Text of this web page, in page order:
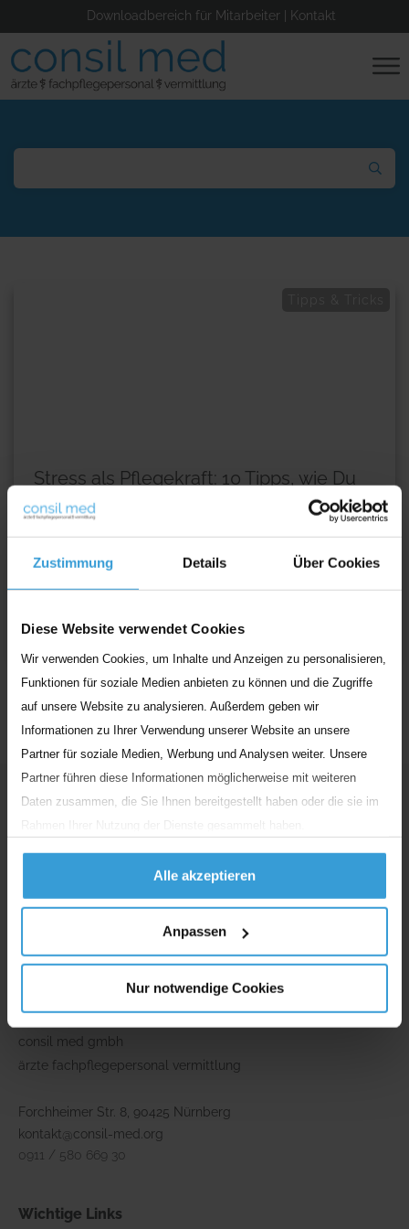
Zustimmung Details Über Cookies
Diese Website verwendet Cookies
Wir verwenden Cookies, um Inhalte und Anzeigen zu personalisieren,
Funktionen für soziale Medien anbieten zu können und die Zugriffe
auf unsere Website zu analysieren. Außerdem geben wir
Informationen zu Ihrer Verwendung unserer Website an unsere
Partner für soziale Medien, Werbung und Analysen weiter. Unsere
Partner führen diese Informationen möglicherweise mit weiteren
Daten zusammen, die Sie Ihnen bereitgestellt haben oder die sie im
Alle akzeptieren
Anpassen
Nur notwendige Cookies
Downloadbereich für Mitarbeiter Kontakt
Stress als Pflegekraft: 10 Tipps, wie Du
im Feierabend entspannst!
Mit Herz und Verstand bist Du jeden Tag dabei: Du hilfst
Heimbewohnenden aufopferungsvoll, ihren Alltag zu
bewältigen und pflegst Erkrankte
Unser Engagement
** Namen, Bilder und Inhalte wurden zum Schutz der Privatsphäre
angepasst und können fiktiv sein.
*** mehr zur YouTube-Datenschutzerklärung sowie deren Einwilligung
findet man hier:Mehr erfahren.
Adresse
consil med gmbh
ärzte fachpflegepersonal vermittlung
Forchheimer Str. 8, 90425 Nürnberg
kontakt@consil-med.org
0911 / 580 669 30
Wichtige Links